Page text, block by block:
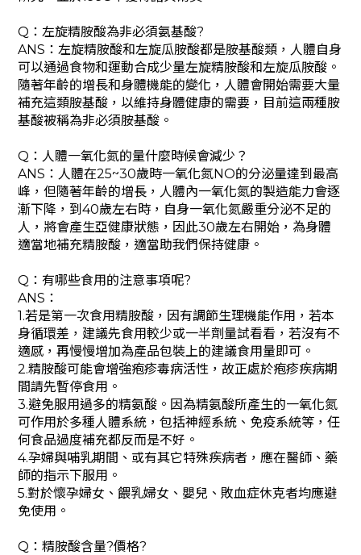
Q：左旋精胺酸為非必須氨基酸?
ANS：左旋精胺酸和左旋瓜胺酸都是胺基酸類，人體自身
可以通過食物和運動合成少量左旋精胺酸和左旋瓜胺酸。
隨著年齡的增長和身體機能的變化，人體會開始需要大量
補充這類胺基酸，以維持身體健康的需要，目前這兩種胺
基酸被稱為非必須胺基酸。
Q：人體一氧化氮的量什麼時候會減少？
ANS：人體在25~30歲時一氧化氮NO的分泌量達到最高
峰，但隨著年齡的增長，人體內一氧化氮的製造能力會逐
漸下降，到40歲左右時，自身一氧化氮嚴重分泌不足的
人，將會產生亞健康狀態，因此30歲左右開始，為身體
適當地補充精胺酸，適當助我們保持健康。
Q：有哪些食用的注意事項呢?
ANS：
1.若是第一次食用精胺酸，因有調節生理機能作用，若本
身循環差，建議先食用較少或一半劑量試看看，若沒有不
適感，再慢慢增加為產品包裝上的建議食用量即可。
2.精胺酸可能會增強疱疹毒病活性，故正處於疱疹疾病期
間請先暫停食用。
3.避免服用過多的精氨酸。因為精氨酸所產生的一氧化氮
可作用於多種人體系統，包括神經系統、免疫系統等，任
何食品過度補充都反而是不好。
4.孕婦與哺乳期間、或有其它特殊疾病者，應在醫師、藥
師的指示下服用。
5.對於懷孕婦女、餵乳婦女、嬰兒、敗血症休克者均應避
免使用。
Q：精胺酸含量?價格?